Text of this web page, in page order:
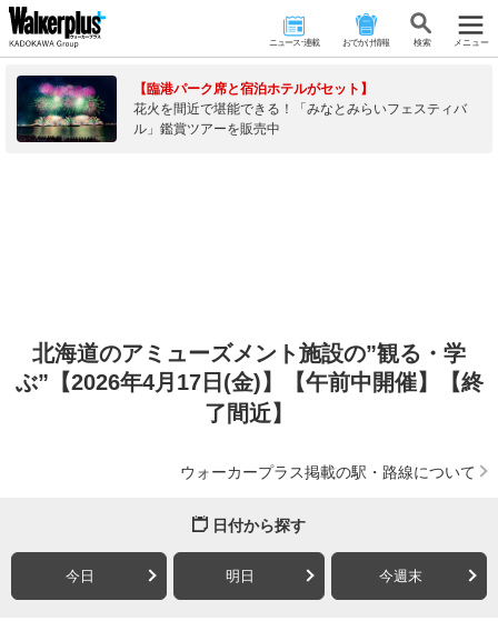
ニュース･連載 おでかけ情報 検 索 メニュー
【臨港パーク席と宿泊ホテルがセット】
花火を間近で堪能できる！「みなとみらいフェスティバ
ル」鑑賞ツアーを販売中
北海道のアミューズメント施設の”観る・学
ぶ”【2026年4月17日(金)】【午前中開催】【終
了間近】
ウォーカープラス掲載の駅・路線について
日付から探す
今日 明日 今週末